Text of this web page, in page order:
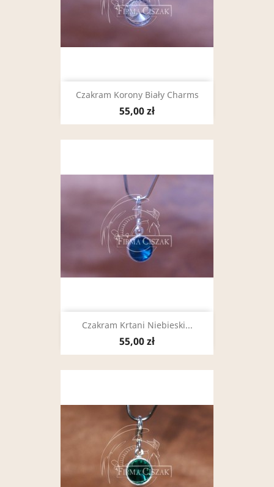
Czakram Korony Biały Charms
55,00 zł
Czakram Krtani Niebieski...
55,00 zł